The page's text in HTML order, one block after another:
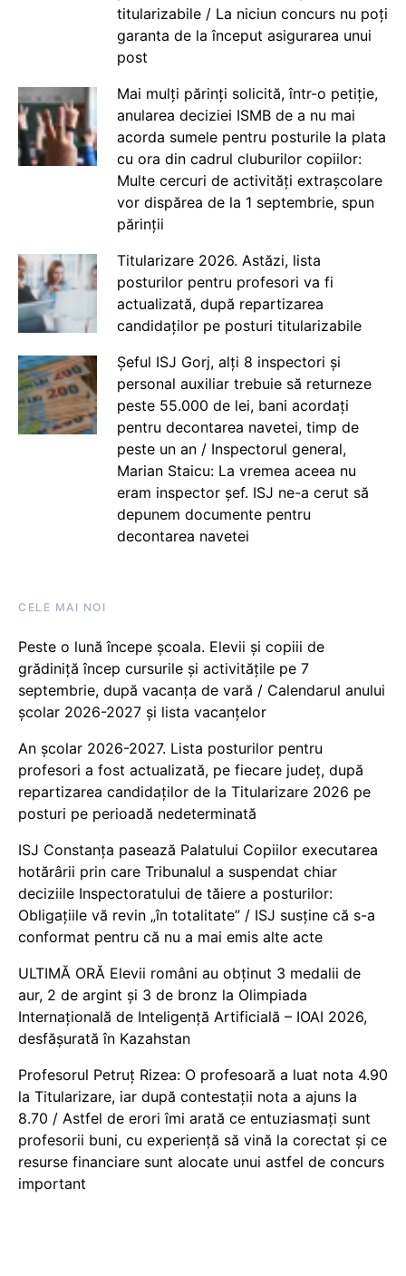
titularizabile / La niciun concurs nu poți
garanta de la început asigurarea unui
post
Mai mulți părinți solicită, într-o petiție,
anularea deciziei ISMB de a nu mai
acorda sumele pentru posturile la plata
cu ora din cadrul cluburilor copiilor:
Multe cercuri de activități extrașcolare
vor dispărea de la 1 septembrie, spun
părinții
Titularizare 2026. Astăzi, lista
posturilor pentru profesori va fi
actualizată, după repartizarea
candidaților pe posturi titularizabile
Șeful ISJ Gorj, alți 8 inspectori și
personal auxiliar trebuie să returneze
peste 55.000 de lei, bani acordați
pentru decontarea navetei, timp de
peste un an / Inspectorul general,
Marian Staicu: La vremea aceea nu
eram inspector șef. ISJ ne-a cerut să
depunem documente pentru
decontarea navetei
CELE MAI NOI
Peste o lună începe școala. Elevii și copiii de
grădiniță încep cursurile și activitățile pe 7
septembrie, după vacanța de vară / Calendarul anului
școlar 2026-2027 și lista vacanțelor
An școlar 2026-2027. Lista posturilor pentru
profesori a fost actualizată, pe fiecare județ, după
repartizarea candidaților de la Titularizare 2026 pe
posturi pe perioadă nedeterminată
ISJ Constanța pasează Palatului Copiilor executarea
hotărârii prin care Tribunalul a suspendat chiar
deciziile Inspectoratului de tăiere a posturilor:
Obligațiile vă revin „în totalitate” / ISJ susține că s-a
conformat pentru că nu a mai emis alte acte
ULTIMĂ ORĂ Elevii români au obținut 3 medalii de
aur, 2 de argint și 3 de bronz la Olimpiada
Internațională de Inteligență Artificială – IOAI 2026,
desfășurată în Kazahstan
Profesorul Petruț Rizea: O profesoară a luat nota 4.90
la Titularizare, iar după contestații nota a ajuns la
8.70 / Astfel de erori îmi arată ce entuziasmați sunt
profesorii buni, cu experiență să vină la corectat și ce
resurse financiare sunt alocate unui astfel de concurs
important